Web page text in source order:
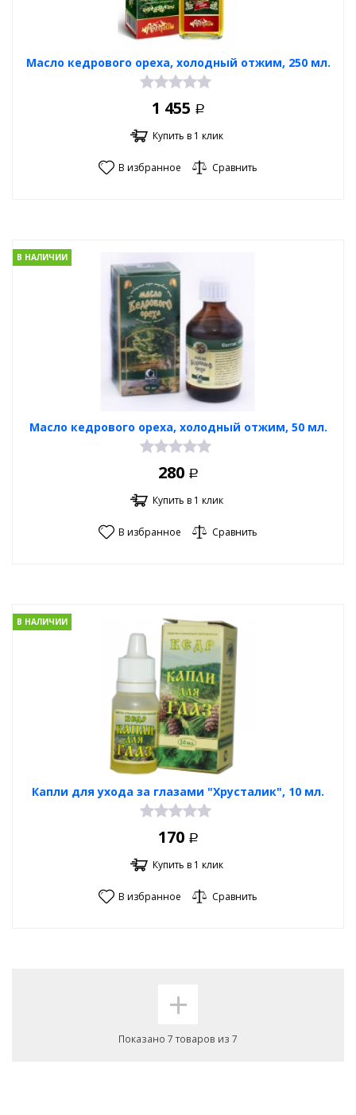
Масло кедрового ореха, холодный отжим, 250 мл.
1 455 Р
Купить в 1 клик
В избранное Сравнить
Масло кедрового ореха, холодный отжим, 50 мл.
В НАЛИЧИИ
280 Р
Купить в 1 клик
В избранное Сравнить
Капли для ухода за глазами "Хрусталик", 10 мл.
В НАЛИЧИИ
170 Р
Купить в 1 клик
В избранное Сравнить
+
Показано 7 товаров из 7